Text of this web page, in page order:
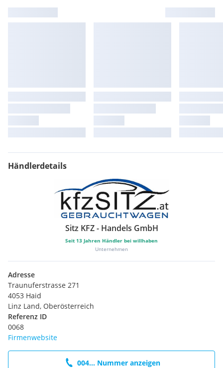
geräuschdämmend
Digitaler Radioempfang DAB+
8 Lautsprecher
Dreipunkt-Automatiksicherheitsgurte mit Gurtstraffer für
die äußeren Rücksitzplätze
Ausströmer vorn und Lichtdrehschalter beleuchtet, mit
Chromeinfassung
Türverkleidungen
Seitliche Zierleisten unten in Wagenfarbe
Automatische Distanzregelung ACC ('stop & go'' bei DSG)
bis 210 km/h inkl. Geschwindigkeitsbegrenzer
Fahrassistent "Travel Assist"
Innenleuchten mit Abschaltverzögerung und
Dimmfunktion, je 2 LED-Leseleuchten vorn und hinten
Proaktives Insassenschutzsystem in Verbindung mit ''Front
Radio "Composition", 6,5-Zoll Display
Seitliche Leisten unten in Wagenfarbe
Stoßfänger mit Zierleisten in Wagenfarbe
Händlerdetails
Sitz KFZ - Handels GmbH
Seit 13 Jahren Händler bei willhaben
Unternehmen
Adresse
Traunuferstrasse 271
4053 Haid
Linz Land, Oberösterreich
Referenz ID
0068
Firmenwebsite
004... Nummer anzeigen